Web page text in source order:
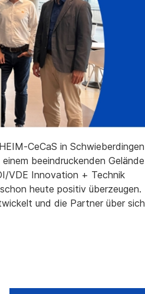
CeCaS in Schwieberdingen
beeindruckenden Gelände
VDE Innovation + Technik
heute positiv überzeugen.
und die Partner über sich